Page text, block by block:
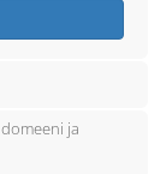
ja